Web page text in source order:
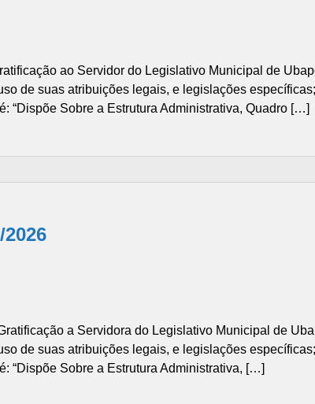
ao Servidor do Legislativo Municipal de
de suas atribuições legais, e legislações
“Dispõe Sobre a Estrutura Administrativa, Quadro […]
2026
a Servidora do Legislativo Municipal de
de suas atribuições legais, e legislações
“Dispõe Sobre a Estrutura Administrativa, […]